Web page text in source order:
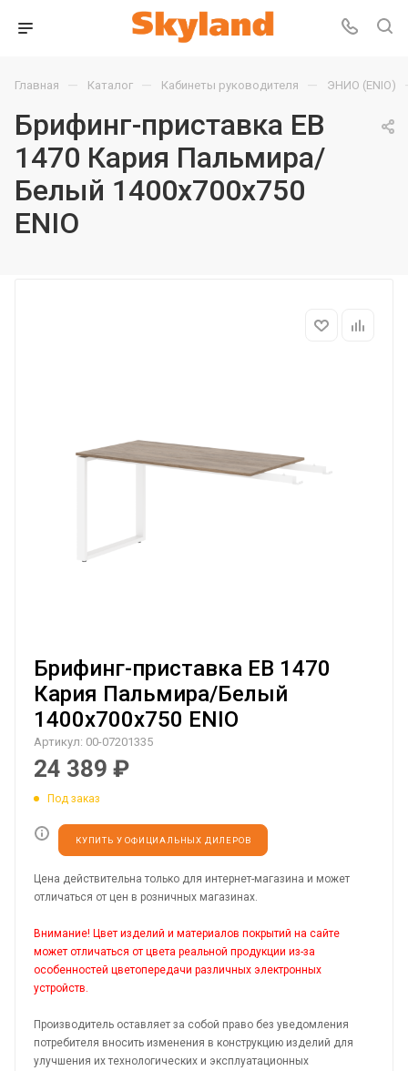
Главная — Каталог — Кабинеты руководителя — ЭНИО (ENIO)
Брифинг-приставка EB
1470 Кария Пальмира/
Белый 1400х700х750
ENIO
Брифинг-приставка EB 1470
Кария Пальмира/Белый
1400х700х750 ENIO
Артикул: 00-07201335
24 389 ₽
Под заказ
КУПИТЬ У ОФИЦИАЛЬНЫХ ДИЛЕРОВ
Цена действительна только для интернет-магазина и может
отличаться от цен в розничных магазинах.
Внимание! Цвет изделий и материалов покрытий на сайте
может отличаться от цвета реальной продукции из-за
особенностей цветопередачи различных электронных
устройств.
Производитель оставляет за собой право без уведомления
потребителя вносить изменения в конструкцию изделий для
улучшения их технологических и эксплуатационных